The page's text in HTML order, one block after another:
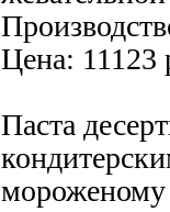
Цена: 11123
Паста
мороженому